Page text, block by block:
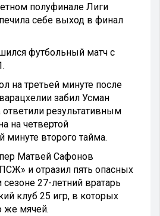
полуфинале Лиги
себе выход в финал
футбольный матч с
на третьей минуте после
забил Усман
результативным
на четвертой
минуте второго тайма.
Матвей Сафонов
и отразил пять опасных
27-летний вратарь
клуб 25 игр, в которых
же мячей.